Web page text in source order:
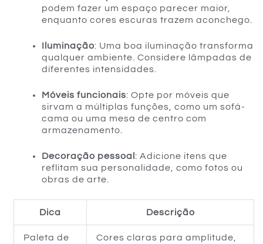
podem fazer um espaço parecer maior,
enquanto cores escuras trazem aconchego.
Iluminação: Uma boa iluminação transforma
qualquer ambiente. Considere lâmpadas de
diferentes intensidades.
Móveis funcionais: Opte por móveis que
sirvam a múltiplas funções, como um sofá-
cama ou uma mesa de centro com
armazenamento.
Decoração pessoal: Adicione itens que
reflitam sua personalidade, como fotos ou
obras de arte.
Dica Descrição
Paleta de
Cores claras para amplitude,